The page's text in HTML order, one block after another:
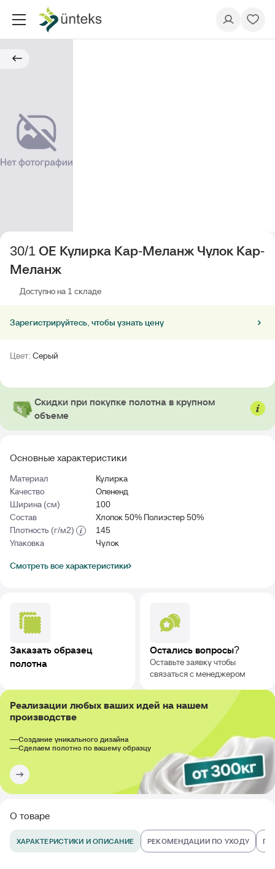
Основные характеристики
Материал
Кулирка
Качество
Опененд
Ширина (см)
100
Состав
Хлопок 50% Полиэстер 50%
Плотность (г/м2)
145
Упаковка
Чулок
Смотреть все характеристики
30/1 ОЕ Кулирка Кар-Меланж Чулок Кар-
Меланж
Доступно на 1 складе
Зарегистрируйтесь, чтобы узнать цену
Цвет: Серый
Скидки при покупке полотна в крупном
объеме
Заказать образец
полотна
Остались вопросы?
Оставьте заявку чтобы
связаться с менеджером
Реализации любых ваших идей на нашем
производстве
Создание уникального дизайна
Сделаем полотно по вашему образцу
О товаре
ХАРАКТЕРИСТИКИ И ОПИСАНИЕ РЕКОМЕНДАЦИИ ПО УХОДУ